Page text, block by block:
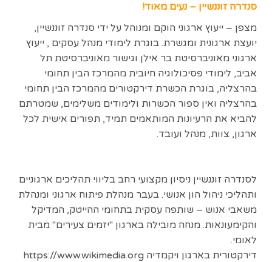
סנדרה זוננשיין – נעים מאוד!
מצפן – ייעוץ ארגוני הוקם ומנוהל על ידי סנדרה זוננשיין,
יועצת ארגונית ומגשרת. בוגרת לימודי מנהל עסקים , ייעוץ
ארגוני מאוניברסיטת בר אילן וגישור מאוניברסיטת תל
אביב, לימודי פסיכולוגיה חיובית מהמרכז הבין תחומי
בהרצליה, בוגרת הכשרת דירקטורים מהמרכז הבין תחומי
בהרצליה ואין ספור הכשרות ולימודים משלימים, שמטרתם
להביא את הרעיונות המותאמים תמיד, תפורים אישית לכל
ארגון, צוות, מנהל ועובד.
לסנדרה זוננשיין ניסיון מקצועי רחב בליווי תהליכים ארגוניים
ותהליכי ניהול הון אנושי. בעבר מנהלת פיתוח ארגוני ומנהלת
משאבי אנוש – שותפה עסקית בתחומי ההייטק, המדיקל
והקימעונאות. מנחה מובילה בארגון "יזמים צעירים" מבית
לאומי.
דירקטורית בארגון ויקמדיה https://www.wikimedia.org